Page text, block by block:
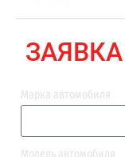
Марка автомобиля
Модель автомобиля